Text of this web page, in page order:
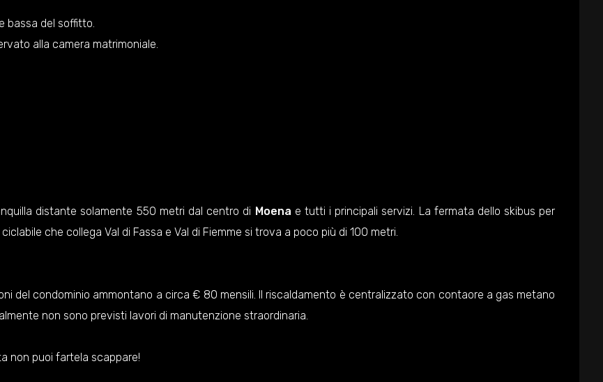
bassa del soffitto.
alla camera matrimoniale.
distante solamente 550 metri dal centro di Moena e tutti i principali servizi. La fermata dello skibus per
che collega Val di Fassa e Val di Fiemme si trova a poco più di 100 metri.
del condominio ammontano a circa € 80 mensili. Il riscaldamento è centralizzato con contaore a gas metano
non sono previsti lavori di manutenzione straordinaria.
non puoi fartela scappare!